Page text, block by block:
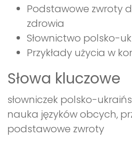
Podstawowe zwroty
zdrowia
Słownictwo polsko-
Przykłady użycia w
Słowa kluczowe
słowniczek polsko-
nauka języków obcych,
podstawowe zwroty